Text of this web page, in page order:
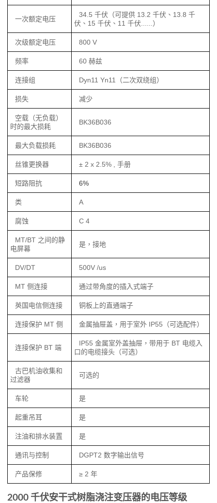
一次额定电压
34.5 千伏（可提供 13.2 千伏、13.8 千
伏、15 千伏、11 千伏......）
次级额定电压 800 V
频率 60 赫兹
连接组 Dyn11 Yn11（二次双绕组）
损失 减少
空载（无负载）
时的最大损耗
BK36B036
最大负载损耗 BK36B036
丝锥更换器 ± 2 x 2.5% , 手册
短路阻抗 6%
类 A
腐蚀 C 4
MT/BT 之间的静
电屏幕
是，接地
DV/DT 500V /us
MT 侧连接 通过带角度的插入式端子
英国电信侧连接 铜板上的直通端子
连接保护 MT 侧 金属抽屉盖，用于室外 IP55（可选配件）
连接保护 BT 端
IP55 金属室外盖抽屉，带用于 BT 电缆入
口的电缆接头（可选）
古巴机油收集和
过滤器
可选的
车轮 是
起重吊耳 是
注油和排水装置 是
通讯与控制 DGPT2 数字输出信号
产品保修 ≥ 2 年
2000 千伏安干式树脂浇注变压器的电压等级